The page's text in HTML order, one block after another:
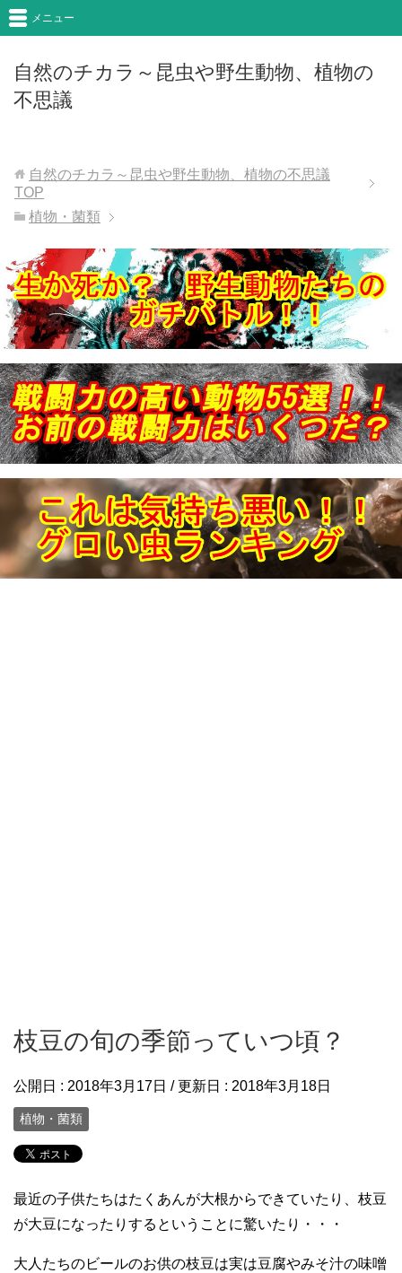
自然のチカラ～昆虫や野生動物、植物の
不思議
メニュー
自然のチカラ～昆虫や野生動物、植物の不思議
TOP
植物・菌類
枝豆の旬の季節っていつ頃？
公開日 : 2018年3月17日 / 更新日 : 2018年3月18日
植物・菌類
最近の子供たちはたくあんが大根からできていたり、枝豆
が大豆になったりするということに驚いたり・・・
大人たちのビールのお供の枝豆は実は豆腐やみそ汁の味噌